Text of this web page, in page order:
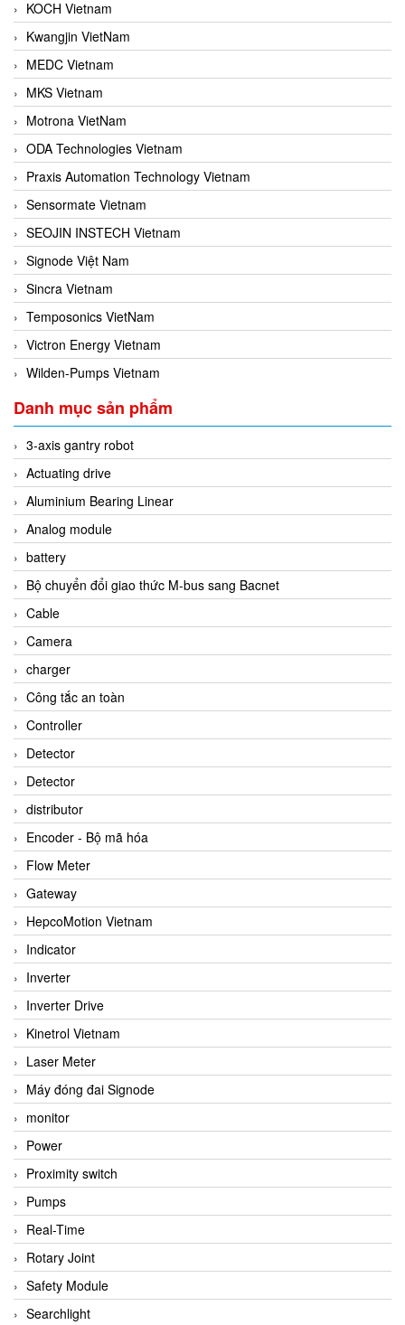
KOCH Vietnam
Kwangjin VietNam
MEDC Vietnam
MKS Vietnam
Motrona VietNam
ODA Technologies Vietnam
Praxis Automation Technology Vietnam
Sensormate Vietnam
SEOJIN INSTECH Vietnam
Signode Việt Nam
Sincra Vietnam
Temposonics VietNam
Victron Energy Vietnam
Wilden-Pumps Vietnam
Danh mục sản phẩm
3-axis gantry robot
Actuating drive
Aluminium Bearing Linear
Analog module
battery
Bộ chuyển đổi giao thức M-bus sang Bacnet
Cable
Camera
charger
Công tắc an toàn
Controller
Detector
Detector
distributor
Encoder - Bộ mã hóa
Flow Meter
Gateway
HepcoMotion Vietnam
Indicator
Inverter
Inverter Drive
Kinetrol Vietnam
Laser Meter
Máy đóng đai Signode
monitor
Power
Proximity switch
Pumps
Real-Time
Rotary Joint
Safety Module
Searchlight